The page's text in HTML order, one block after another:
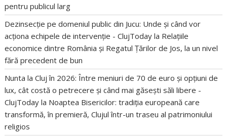
pentru publicul larg
Dezinsecție pe domeniul public din Jucu: Unde și când vor
acționa echipele de intervenție - ClujToday la Relațiile
economice dintre România și Regatul Țărilor de Jos, la un nivel
fără precedent de bun
Nunta la Cluj în 2026: Între meniuri de 70 de euro și opțiuni de
lux, cât costă o petrecere și când mai găsești săli libere -
ClujToday la Noaptea Bisericilor: tradiția europeană care
transformă, în premieră, Clujul într-un traseu al patrimoniului
religios